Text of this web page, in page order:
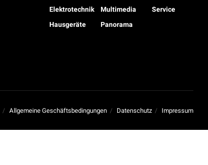
Elektrotechnik
Hausgeräte
Multimedia
Panorama
Service
Allgemeine Geschäftsbedingungen Datenschutz Impressum